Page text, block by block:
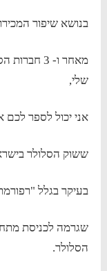
בנושא שיפור
מאחר ו- 3
שלי,
אני יכול לספר לכם
ששוק הסלולר
בעיקר בגלל
שגרמה לכניסת
הסלולר.